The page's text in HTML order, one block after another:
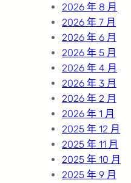
2026 年 8 月
2026 年 7 月
2026 年 6 月
2026 年 5 月
2026 年 4 月
2026 年 3 月
2026 年 2 月
2026 年 1 月
2025 年 12 月
2025 年 11 月
2025 年 10 月
2025 年 9 月